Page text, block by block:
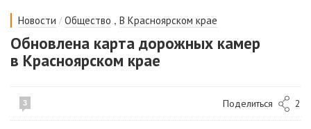
Новости / Общество , В Красноярском крае
Обновлена карта дорожных камер
в Красноярском крае
3 Поделиться 2